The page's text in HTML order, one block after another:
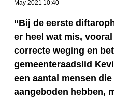
May 2021 10:40
“Bij de eerste
er heel wat mis,
correcte weging en
gemeenteraadslid
een aantal mensen
aangeboden hebben,